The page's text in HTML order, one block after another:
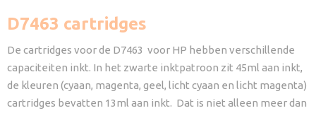
D7463 cartridges
De cartridges voor de D7463 voor HP hebben verschillende
capaciteiten inkt. In het zwarte inktpatroon zit 45ml aan inkt,
de kleuren (cyaan, magenta, geel, licht cyaan en licht magenta)
cartridges bevatten 13ml aan inkt. Dat is niet alleen meer dan